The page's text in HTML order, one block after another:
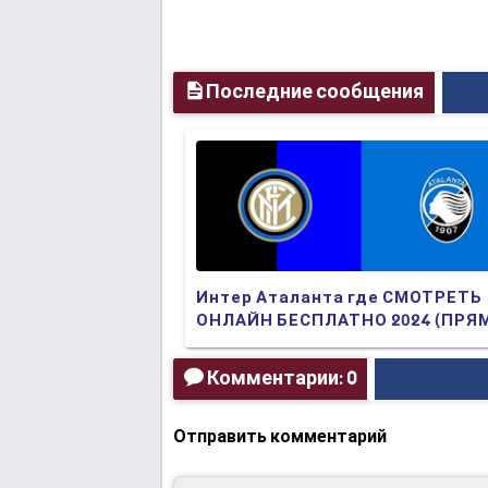
Последние сообщения
Интер Аталанта где СМОТРЕТЬ
ОНЛАЙН БЕСПЛАТНО 2024
ТРАНСЛЯЦИЯ)
Комментарии: 0
Отправить комментарий